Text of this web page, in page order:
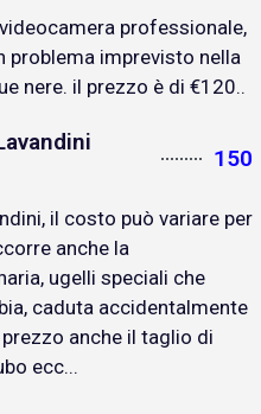
professionale,
problema imprevisto nella
nere. il prezzo è di €120..
150
il costo può variare per
anche la
ugelli speciali che
caduta accidentalmente
anche il taglio di
ecc...